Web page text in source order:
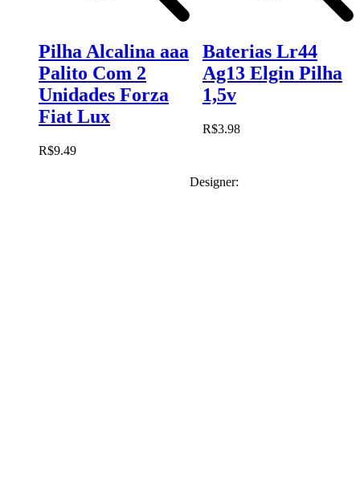
Pilha Alcalina aaa
Palito Com 2
Unidades Forza
Fiat Lux
R$9.49
Baterias Lr44
Ag13 Elgin Pilha
1,5v
R$3.98
Designer: